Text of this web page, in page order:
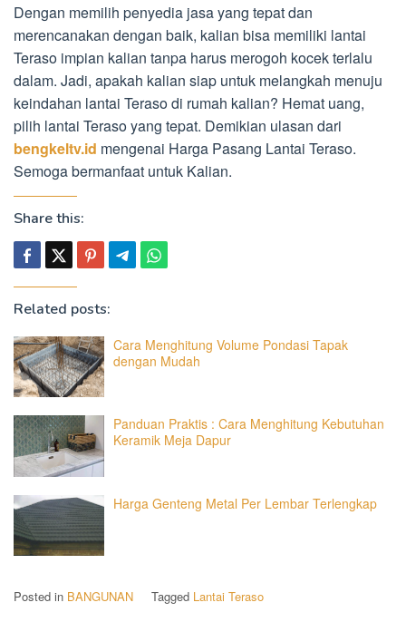
Dengan memilih penyedia jasa yang tepat dan
merencanakan dengan baik, kalian bisa memiliki lantai
Teraso impian kalian tanpa harus merogoh kocek terlalu
dalam. Jadi, apakah kalian siap untuk melangkah menuju
keindahan lantai Teraso di rumah kalian? Hemat uang,
pilih lantai Teraso yang tepat. Demikian ulasan dari
bengkeltv.id mengenai Harga Pasang Lantai Teraso.
Semoga bermanfaat untuk Kalian.
Share this:
Related posts:
Cara Menghitung Volume Pondasi Tapak
dengan Mudah
Panduan Praktis : Cara Menghitung Kebutuhan
Keramik Meja Dapur
Harga Genteng Metal Per Lembar Terlengkap
Posted in BANGUNAN Tagged Lantai Teraso